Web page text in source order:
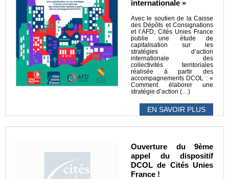
internationale »
Avec le soutien de la Caisse
des Dépôts et Consignations
et l’AFD, Cités Unies France
publie une étude de
capitalisation sur les
stratégies d’action
internationale des
collectivités territoriales
réalisée à partir des
accompagnements DCOL : «
Comment élaborer une
stratégie d’action (…)
EN SAVOIR PLUS
Ouverture du 9ème
appel du dispositif
DCOL de Cités Unies
France !